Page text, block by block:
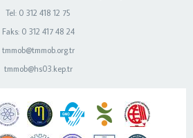
Tel: 0 312 418 12 75
Faks: 0 312 417 48 24
tmmob@tmmob.org.tr
tmmob@hs03.kep.tr